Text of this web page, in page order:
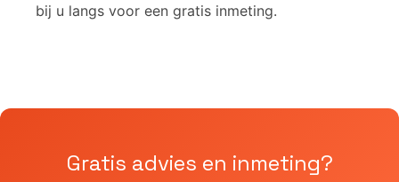
bij u langs voor een gratis inmeting.
Gratis advies en inmeting?